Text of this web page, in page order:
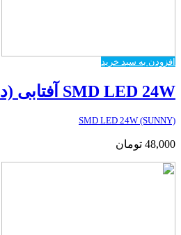
افزودن به سبد خرید
SMD LED 24W آفتابی (دایورخور)
SMD LED 24W (SUNNY)
48,000 تومان